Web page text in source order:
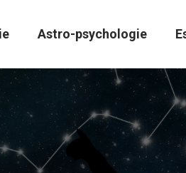
Astro-psychologie